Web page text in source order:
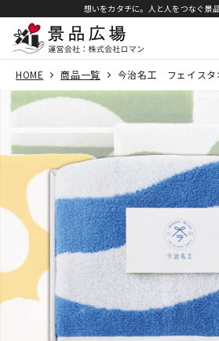
想いをカタチに。人と人をつなぐ景
HOME 商品一覧 今治名工 フェイスタオル1P